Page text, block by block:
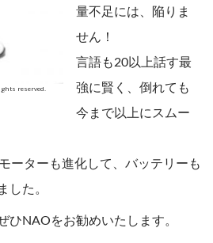
reserved.
量不足には、陥りま
せん！
言語も20以上話す最
強に賢く、倒れても
今まで以上にスムー
ーターも進化して、バッテリーも
した。
ひNAOをお勧めいたします。